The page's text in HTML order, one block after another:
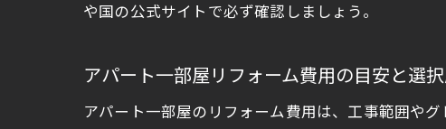
や国の公式サイトで必ず確認しましょう。
アパート一部屋リフォーム費用の目安と選
アパート一部屋のリフォーム費用は、工事範囲や